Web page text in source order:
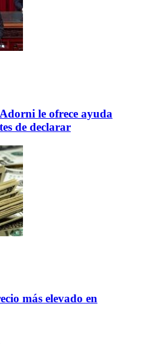
le ofrece ayuda
de declarar
más elevado en